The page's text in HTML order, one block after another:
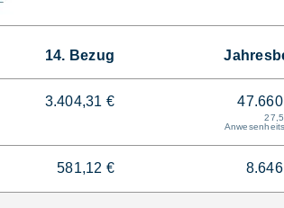
14. Bezug
3.404,31 €
581,12 €